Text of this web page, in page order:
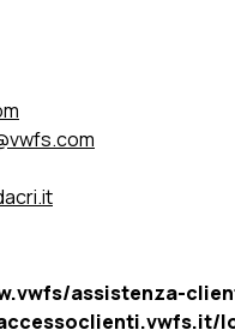
assistenza-